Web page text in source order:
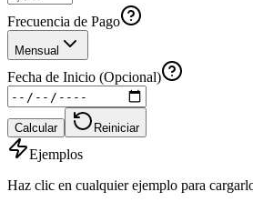
Frecuencia de Pago
Mensual
Fecha de Inicio (Opcional)
Calcular Reiniciar
Ejemplos
Haz clic en cualquier ejemplo para